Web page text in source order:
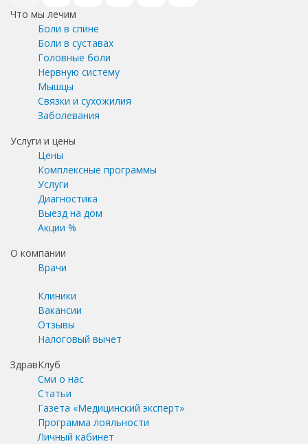
Что мы лечим
Боли в спине
Боли в суставах
Головные боли
Нервную систему
Мышцы
Связки и сухожилия
Заболевания
Услуги и цены
Цены
Комплексные программы
Услуги
Диагностика
Выезд на дом
Акции %
О компании
Врачи
Клиники
Вакансии
Отзывы
Налоговый вычет
ЗдравКлуб
Сми о нас
Статьи
Газета «Медицинский эксперт»
Программа лояльности
Личный кабинет